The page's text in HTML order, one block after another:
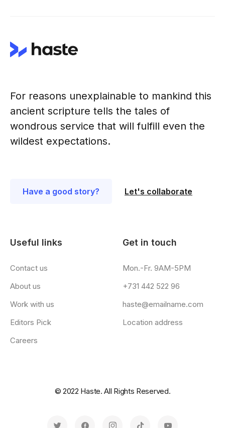
For reasons unexplainable to mankind this
ancient scripture tells the tales of
wondrous service that will fulfill even the
wildest expectations.
Have a good story? Let's collaborate
Useful links
Contact us
About us
Work with us
Editors Pick
Careers
Get in touch
Mon.-Fr. 9AM-5PM
+731 442 522 96
haste@emailname.com
Location address
© 2022 Haste. All Rights Reserved.